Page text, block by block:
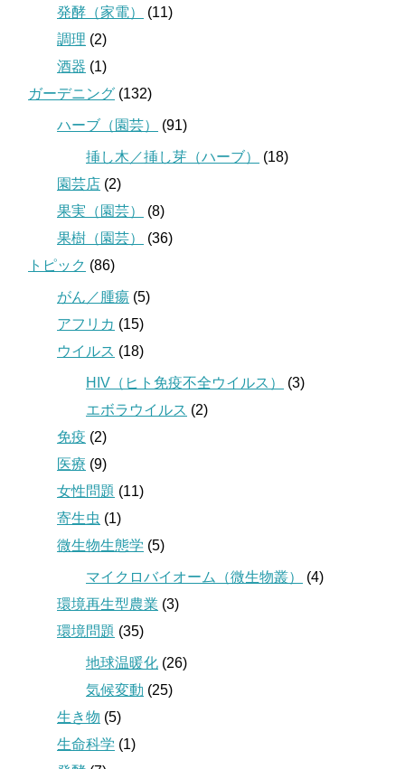
発酵（家電）
(11)
調理 (2)
酒器 (1)
ガーデニング (132)
ハーブ（園芸） (91)
挿し木／挿し芽（ハーブ）
(18)
園芸店 (2)
果実（園芸）
(8)
果樹（園芸）
(36)
トピック (86)
がん／腫瘍 (5)
アフリカ (15)
ウイルス (18)
HIV（ヒト免疫不全ウイルス）
(3)
エボラウイルス (2)
免疫 (2)
医療 (9)
女性問題 (11)
寄生虫 (1)
微生物生態学 (5)
マイクロバイオーム（微生物叢）
(4)
環境再生型農業 (3)
環境問題 (35)
地球温暖化 (26)
気候変動 (25)
生き物 (5)
生命科学 (1)